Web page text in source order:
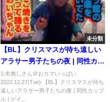
未分類
【BL】クリスマスが待ち遠しい
アラサー男子たちの夜 | 同性カッ
プル | ゲイカップル
1:名無しさん＠おカマいっぱい
2022.12.27(Tue) 【BL】クリスマスが待ち
遠しいアラサー男子たちの夜 | 同性カップ
ル | ゲイ...